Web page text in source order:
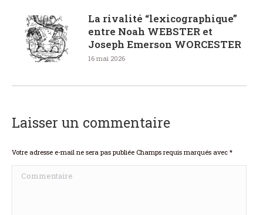
La rivalité “lexicographique”
entre Noah WEBSTER et
Joseph Emerson WORCESTER
16 mai 2026
Laisser un commentaire
Votre adresse e-mail ne sera pas publiée Champs requis marqués avec *
Commentaire